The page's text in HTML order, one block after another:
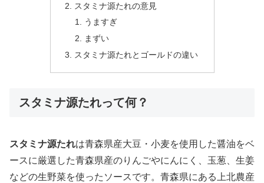
スタミナ源たれの意見
うますぎ
まずい
スタミナ源たれとゴールドの違い
スタミナ源たれって何？
スタミナ源たれは青森県産大豆・小麦を使用した醤油をベ
ースに厳選した青森県産のりんごやにんにく、玉葱、生姜
などの生野菜を使ったソースです。青森県にある上北農産